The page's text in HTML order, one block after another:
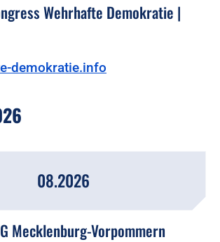
Wehrhafte Demokratie |
demokratie.info
08.2026
Mecklenburg-Vorpommern